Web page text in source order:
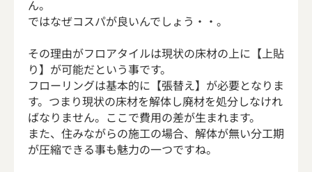
ん。
ではなぜコスパが良いんでしょう・・。
その理由がフロアタイルは現状の床材の上に【上貼
り】が可能だという事です。
フローリングは基本的に【張替え】が必要となりま
す。つまり現状の床材を解体し廃材を処分しなけれ
ばなりません。ここで費用の差が生まれます。
また、住みながらの施工の場合、解体が無い分工期
が圧縮できる事も魅力の一つですね。